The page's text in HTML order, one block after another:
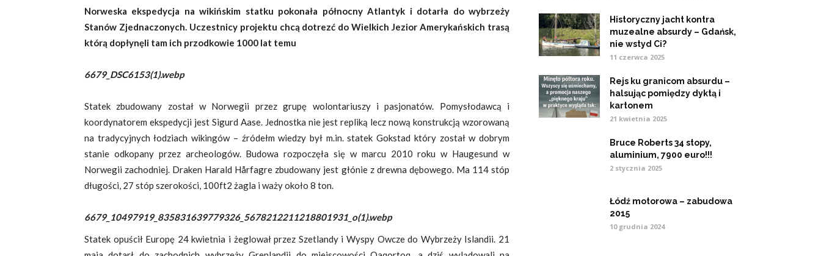
Norweska ekspedycja na wikińskim statku pokonała północny Atlantyk i dotarła do wybrzeży
Stanów Zjednaczonych. Uczestnicy projektu chcą dotrezć do Wielkich Jezior Amerykańskich trasą
którą dopłynęli tam ich przodkowie 1000 lat temu
6679_DSC6153(1).webp
Statek zbudowany został w Norwegii przez grupę wolontariuszy i pasjonatów. Pomysłodawcą i
koordynatorem ekspedycji jest Sigurd Aase. Jednostka nie jest repliką lecz nową konstrukcją wzorowaną
na tradycyjnych łodziach wikingów – źródełm wiedzy był m.in. statek Gokstad który został w dobrym
stanie odkopany przez archeologów. Budowa rozpoczęła się w marcu 2010 roku w Haugesund w
Norwegii zachodniej. Draken Harald Hårfagre zbudowany jest głónie z drewna dębowego. Ma 114 stóp
długości, 27 stóp szerokości, 100ft2 żagla i waży około 8 ton.
6679_10497919_835831639779326_5678212211218801931_o(1).webp
Statek opuścił Europę 24 kwietnia i żeglował przez Szetlandy i Wyspy Owcze do Wybrzeży Islandii. 21
Historyczny jacht kontra
muzealne absurdy – Gdańsk,
nie wstyd Ci?
11 czerwca 2025
Rejs ku granicom absurdu –
halsując pomiędzy dyktą i
kartonem
21 kwietnia 2025
Bruce Roberts 34 stopy,
aluminium, 7900 euro!!!
2 stycznia 2025
Łódź motorowa – zabudowa
2015
10 grudnia 2024